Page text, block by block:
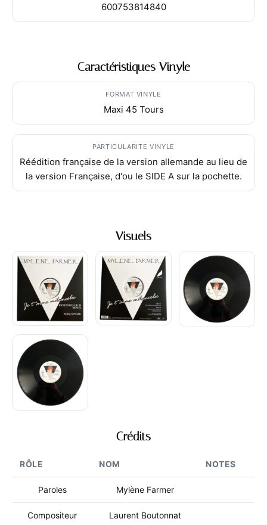
600753814840
Caractéristiques Vinyle
FORMAT VINYLE
Maxi 45 Tours
PARTICULARITE VINYLE
Réédition française de la version allemande au lieu de
la version Française, d'ou le SIDE A sur la pochette.
Visuels
Crédits
RÔLE NOM NOTES
Paroles Mylène Farmer
Compositeur Laurent Boutonnat